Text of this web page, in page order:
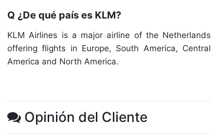
Q ¿De qué país es KLM?
KLM Airlines is a major airline of the Netherlands
offering flights in Europe, South America, Central
America and North America.
Opinión del Cliente